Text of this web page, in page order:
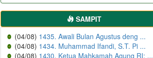
SAMPIT
(04/08) 1435. Awali Bulan Agustus deng ...
(04/08) 1434. Muhammad Ifandi, S.T. Pi ...
(04/08) 1430. Ketua Mahkamah Agung RI: ...